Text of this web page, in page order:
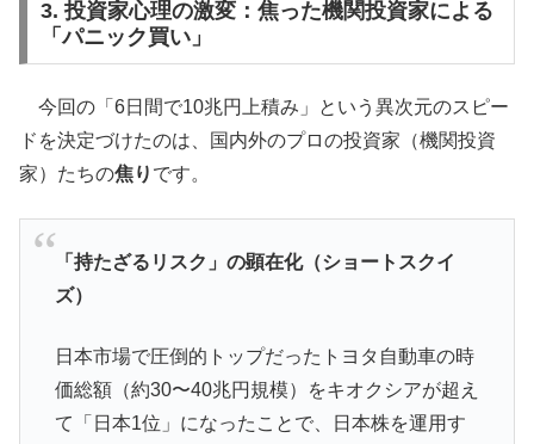
3. 投資家心理の激変：焦った機関投資家による
「パニック買い」
今回の「6日間で10兆円上積み」という異次元のスピー
ドを決定づけたのは、国内外のプロの投資家（機関投資
家）たちの焦り です。
「持たざるリスク」の顕在化（ショートスクイ
ズ）
日本市場で圧倒的トップだったトヨタ自動車の時
価総額（約30〜40兆円規模）をキオクシアが超え
て「日本1位」になったことで、日本株を運用す